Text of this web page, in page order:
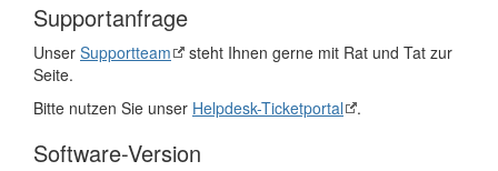
Supportanfrage
Unser Supportteam
steht Ihnen gerne mit Rat und Tat zur
Seite.
Bitte nutzen Sie unser Helpdesk-Ticketportal .
Software-Version